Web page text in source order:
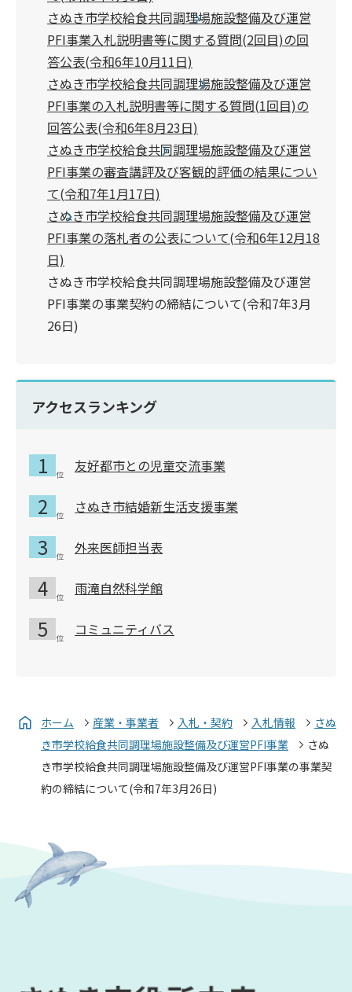
さぬき市学校給食共同調理場施設整備及び運営
PFI事業入札説明書等に関する質問(2回目)の回
答公表(令和6年10月11日)
さぬき市学校給食共同調理場施設整備及び運営
PFI事業の入札説明書等に関する質問(1回目)の
回答公表(令和6年8月23日)
さぬき市学校給食共同調理場施設整備及び運営
PFI事業の審査講評及び客観的評価の結果につい
て(令和7年1月17日)
さぬき市学校給食共同調理場施設整備及び運営
PFI事業の落札者の公表について(令和6年12月18
日)
さぬき市学校給食共同調理場施設整備及び運営
PFI事業の事業契約の締結について(令和7年3月
26日)
アクセスランキング
友好都市との児童交流事業
さぬき市結婚新生活支援事業
外来医師担当表
雨滝自然科学館
コミュニティバス
ホーム 産業・事業者 入札・契約 入札情報
さぬ
き市学校給食共同調理場施設整備及び運営PFI事業
さぬ
き市学校給食共同調理場施設整備及び運営PFI事業の事業契
約の締結について(令和7年3月26日)